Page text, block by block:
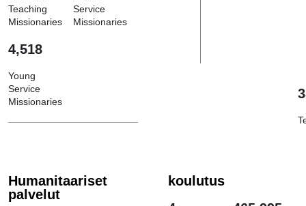
Teaching
Missionaries
Service
Missionaries
4,518
Young
Service
Missionaries
Humanitaariset
palvelut
koulutus